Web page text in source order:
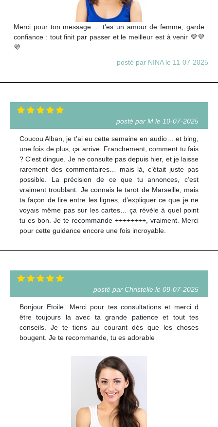
Merci pour ton message ... t'es un amour de femme, garde
confiance : tout finit par passer et le meilleur est à venir 💜💜
💜
posté par NINA le 11-07-2025
posté par M le 10-07-2025
Coucou Alban, je t’ai eu cette semaine en audio… et bing,
une fois de plus, ça arrive. Franchement, comment tu fais
? C’est dingue. Je ne consulte pas depuis hier, et je laisse
rarement des commentaires… mais là, c’était juste pas
possible. La précision de ce que tu annonces, c’est
vraiment troublant. Je connais le tarot de Marseille, mais
ta façon de lire entre les lignes, d’expliquer ce que je ne
voyais même pas sur les cartes… ça révèle à quel point
tu es bon. Je te recommande ++++++++, vraiment. Merci
pour cette guidance encore une fois incroyable.
posté par Christelle le 09-07-2025
Bonjour Etoile. Merci pour tes consultations et merci d
être toujours la avec ta grande patience et tout tes
conseils. Je te tiens au courant dès que les choses
bougent. Je te recommande, tu es adorable